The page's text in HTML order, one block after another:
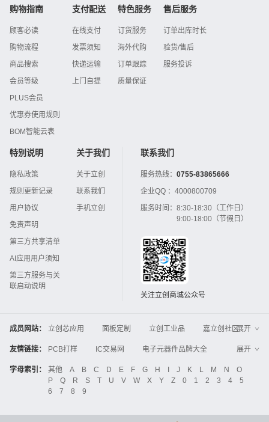
购物指南
顾客必读
购物流程
商品搜索
会员等级
PLUS会员
优惠券使用规则
BOM智能云表
支付配送
在线支付
发票须知
快递运输
上门自提
特色服务
订货服务
海外代购
订单跟踪
质量保证
售后服务
订单出库时长
验货/售后
服务投诉
特别说明
隐私政策
规则更新记录
用户协议
免责声明
第三方共享清单
AI应用用户须知
第三方服务与关
联启动说明
关于我们
关于立创
联系我们
手机立创
联系我们
服务热线： 0755-83865666
企业QQ ： 4000800709
服务时间： 8:30-18:30（工作日）
9:00-18:00（节假日）
关注立创商城公众号
成员网站： 立创芯应用 面板定制 立创工业品
嘉立创社区
3D打印
嘉立创FPC 嘉立创PCB
嘉立创FA
Global Website LCSC
ZXHPCB
展开
友情链接： PCB打样 IC交易网
电子元器件品牌大全
中国IC网
智能电网 机电设备
电子工程网
晶振
电子技术应用 21icsearch
电子展
工业品采购
IC电子网 锂电池 集成灶
展开
字母索引： 其他 A B C D E F G H I J K L M N
O
P
Q R S T U V W X Y Z 0 1 2 3 4
5
6
7 8 9